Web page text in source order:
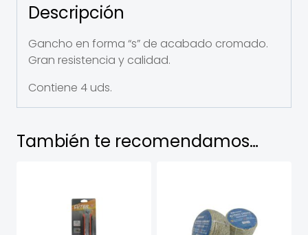
Descripción
Gancho en forma “s” de acabado cromado.
Gran resistencia y calidad.
Contiene 4 uds.
También te recomendamos…